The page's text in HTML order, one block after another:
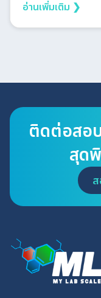
อ่านเพิ่มเติม ❯
ติดต่อสอ
สุด